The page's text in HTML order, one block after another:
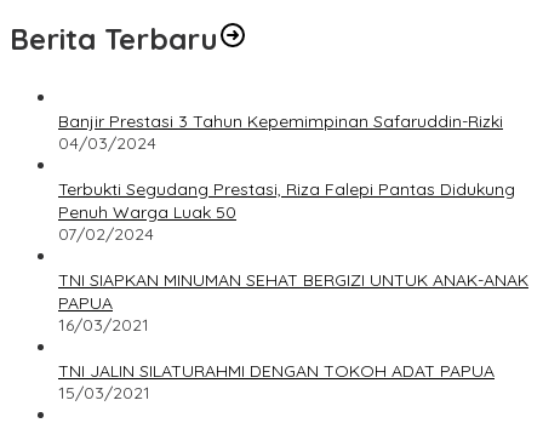
Berita Terbaru
Banjir Prestasi 3 Tahun Kepemimpinan Safaruddin-Rizki
04/03/2024
Terbukti Segudang Prestasi, Riza Falepi Pantas Didukung
Penuh Warga Luak 50
07/02/2024
TNI SIAPKAN MINUMAN SEHAT BERGIZI UNTUK ANAK-ANAK
PAPUA
16/03/2021
TNI JALIN SILATURAHMI DENGAN TOKOH ADAT PAPUA
15/03/2021